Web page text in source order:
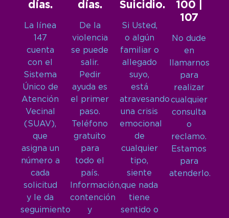
días.
La línea
147
cuenta
con el
Sistema
Único de
Atención
Vecinal
(SUAV),
que
asigna un
número a
cada
solicitud
y le da
seguimiento
días.
De la
violencia
se puede
salir.
Pedir
ayuda es
el primer
paso.
Teléfono
gratuito
para
todo el
país.
Información,
contención
y
Suicidio.
Si Usted,
o algún
familiar o
allegado
suyo,
está
atravesando
una crisis
emocional
de
cualquier
tipo,
siente
que nada
tiene
sentido o
100 |
107
No dude
en
llamarnos
para
realizar
cualquier
consulta
o
reclamo.
Estamos
para
atenderlo.